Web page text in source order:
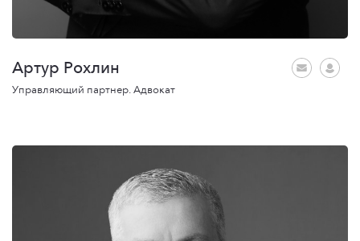
Артур Рохлин
Управляющий партнер. Адвокат